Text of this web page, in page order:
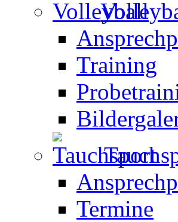
Training
Termine